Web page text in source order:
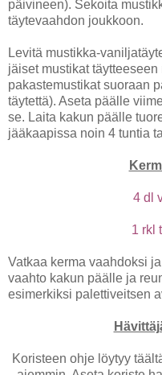
päivineen). Sekoita
täytevaahdon joukkoon.
Levitä mustikka-
jäiset mustikat
pakastemustikat suoraan
täytettä). Aseta päälle
se. Laita kakun päälle
jääkaapissa noin 4 tuntia
4 dl
1 rkl
Vatkaa kerma vaahdoksi
vaahto kakun päälle ja
esimerkiksi palettiveitsen
Koristeen ohje löytyy